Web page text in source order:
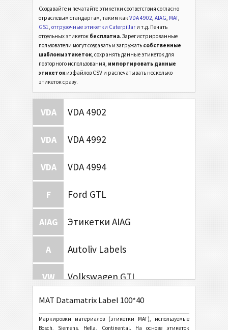
Создавайте и печатайте этикетки соответствия согласно
отраслевым стандартам, таким какVDA 4902, AIAG, MAT,
GS1, отгрузочные этикетки Caterpillar и т.д. Печать
отдельных этикеток бесплатна. Зарегистрированные
пользователи могут создавать и загружать собственные
шаблоны этикеток, сохранять данные этикеток для
повторного использования, импортировать данные
этикеток из файлов CSV и распечатывать несколько
этикеток сразу.
VDA VDA 4902
VDA VDA 4992
VDA VDA 4994
F Ford GTL
AIAG Этикетки AIAG
A Autoliv Labels
VW Volkswagen GTL
GM General Motors
MAT Datamatrix Label 100*40
Маркировки материалов (этикетки MAT), используемые
Bosch, Siemens, Hella, Continental. На основе этикеток